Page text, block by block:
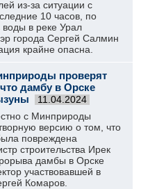
из-за ситуации с
10 часов, по
в реке Урал
города Сергей Салмин
крайне опасна.
проверят
дамбу в Орске
11.04.2024
с Минприроды
версию о том, что
повреждена
строительства Ирек
дамбы в Орске
участвовавшей в
Комаров.